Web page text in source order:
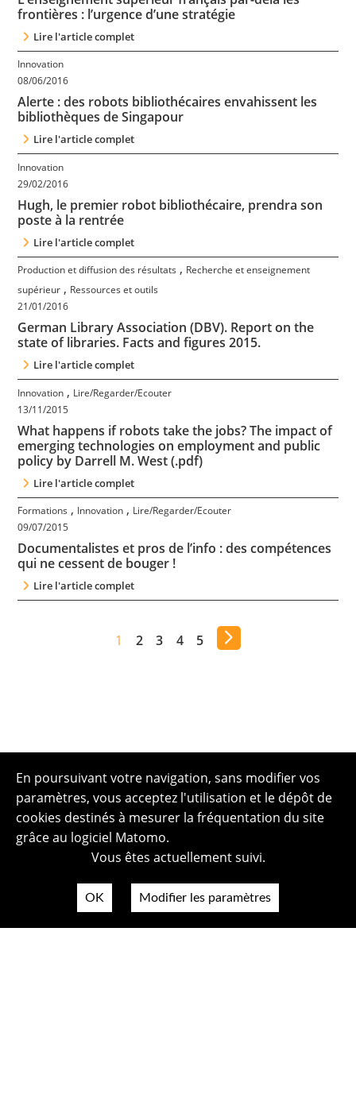
frontières : l’urgence d’une stratégie
Lire l'article complet
Innovation
08/06/2016
Alerte : des robots bibliothécaires envahissent les
bibliothèques de Singapour
Lire l'article complet
Innovation
29/02/2016
Hugh, le premier robot bibliothécaire, prendra son
poste à la rentrée
Lire l'article complet
Production et diffusion des résultats , Recherche et enseignement
supérieur , Ressources et outils
21/01/2016
German Library Association (DBV). Report on the
state of libraries. Facts and figures 2015.
Lire l'article complet
Innovation , Lire/Regarder/Ecouter
13/11/2015
What happens if robots take the jobs? The impact of
emerging technologies on employment and public
policy by Darrell M. West (.pdf)
Lire l'article complet
Formations , Innovation , Lire/Regarder/Ecouter
09/07/2015
Documentalistes et pros de l’info : des compétences
qui ne cessent de bouger !
Lire l'article complet
1 2 3 4 5
En poursuivant votre navigation, sans modifier vos
paramètres, vous acceptez l'utilisation et le dépôt de
cookies destinés à mesurer la fréquentation du site
grâce au logiciel Matomo.
Vous êtes actuellement suivi.
OK Modifier les paramètres